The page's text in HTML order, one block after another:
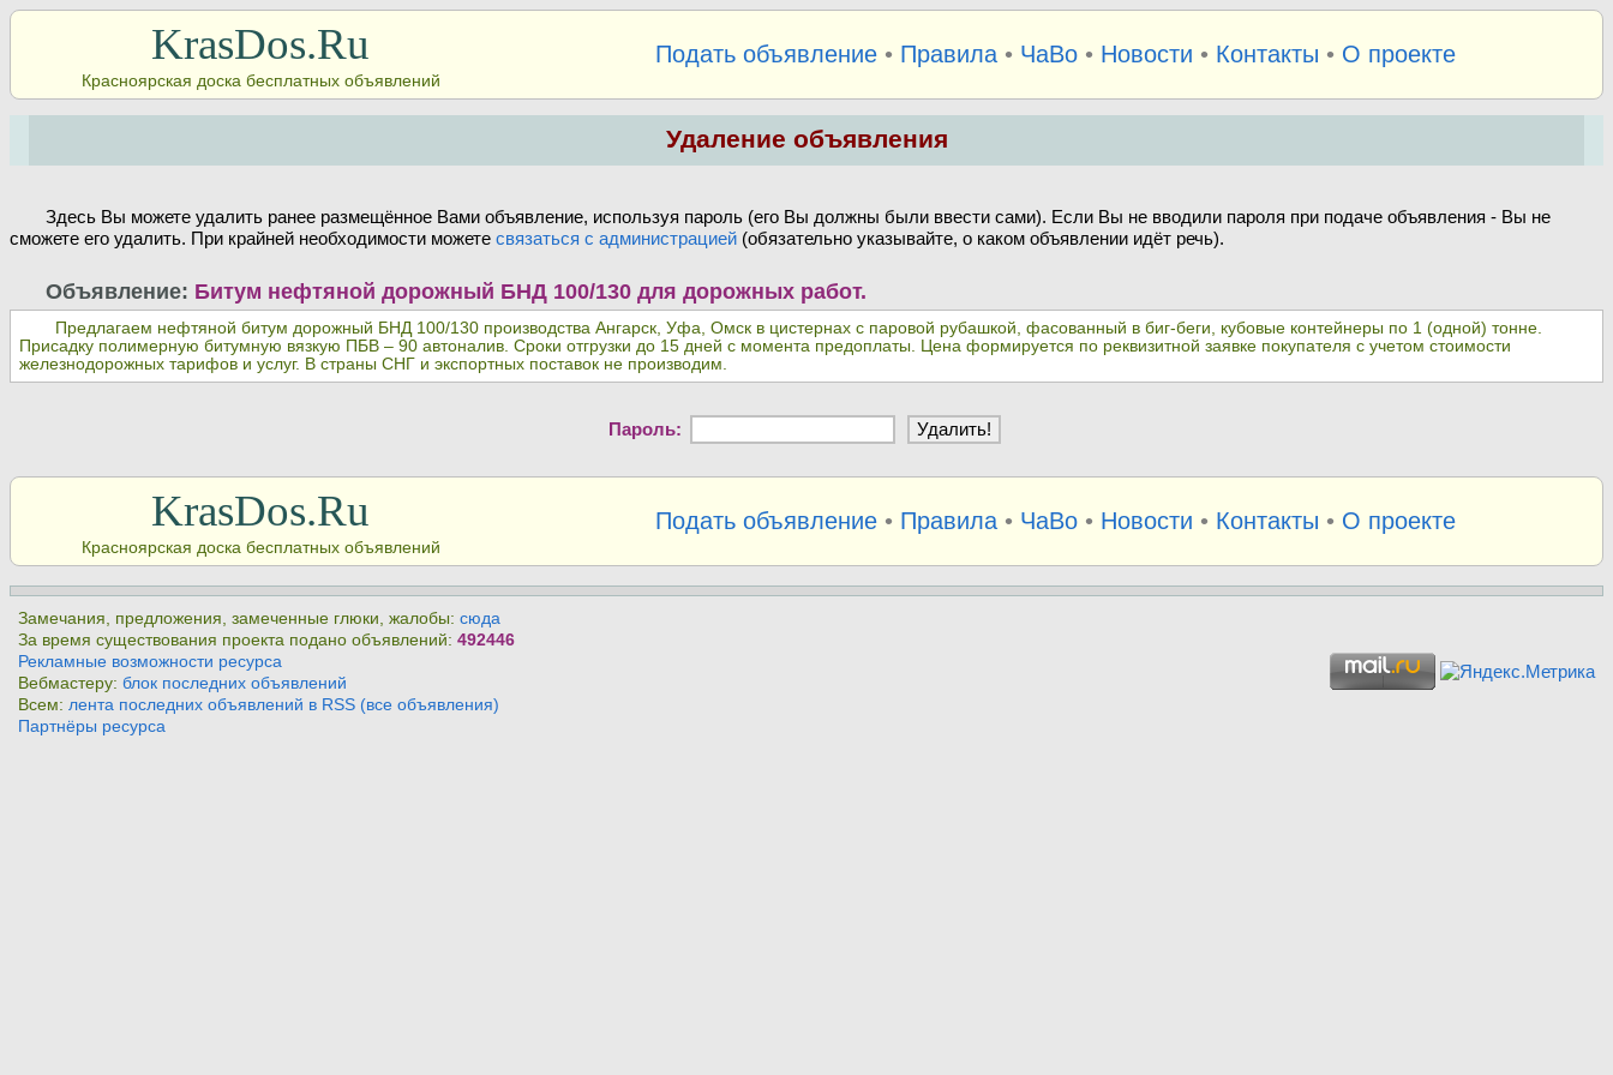
KrasDos.Ru
Красноярская доска бесплатных объявлений
Подать объявление• Правила• ЧаВо• Новости • Контакты • О проекте
Удаление объявления
Здесь Вы можете удалить ранее размещённое Вами объявление, используя пароль (его Вы должны были ввести сами). Если Вы не вводили пароля при подаче объявления - Вы не
сможете его удалить. При крайней необходимости можете связаться с администрацией(обязательно указывайте, о каком объявлении идёт речь).
Объявление: Битум нефтяной дорожный БНД 100/130 для дорожных работ.
Предлагаем нефтяной битум дорожный БНД 100/130 производства Ангарск, Уфа, Омск в цистернах с паровой рубашкой, фасованный в биг-беги, кубовые контейнеры по 1 (одной) тонне.
Присадку полимерную битумную вязкую ПБВ – 90 автоналив. Сроки отгрузки до 15 дней с момента предоплаты. Цена формируется по реквизитной заявке покупателя с учетом стоимости
железнодорожных тарифов и услуг. В страны СНГ и экспортных поставок не производим.
Пароль:
KrasDos.Ru
Красноярская доска бесплатных объявлений
Подать объявление• Правила• ЧаВо• Новости • Контакты • О проекте
Замечания, предложения, замеченные глюки, жалобы: сюда
За время существования проекта подано объявлений: 492446
Рекламные возможности ресурса
Вебмастеру: блок последних объявлений
Всем: лента последних объявлений в RSS (все объявления)
Партнёры ресурса